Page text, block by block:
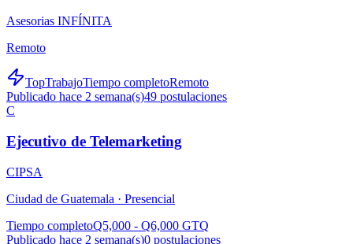
Asesorias INFÍNITA
Remoto
TopTrabajoTiempo completoRemoto
Publicado hace 2 semana(s)49 postulaciones
C
Ejecutivo de Telemarketing
CIPSA
Ciudad de Guatemala · Presencial
Tiempo completoQ5,000 - Q6,000 GTQ
Publicado hace 2 semana(s)0 postulaciones